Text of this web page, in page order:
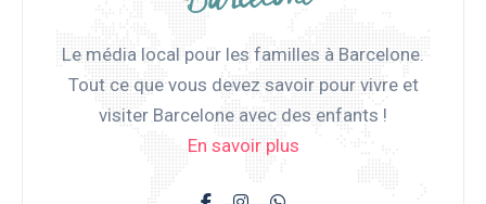
Le média local pour les familles à Barcelone.
Tout ce que vous devez savoir pour vivre et
visiter Barcelone avec des enfants !
En savoir plus